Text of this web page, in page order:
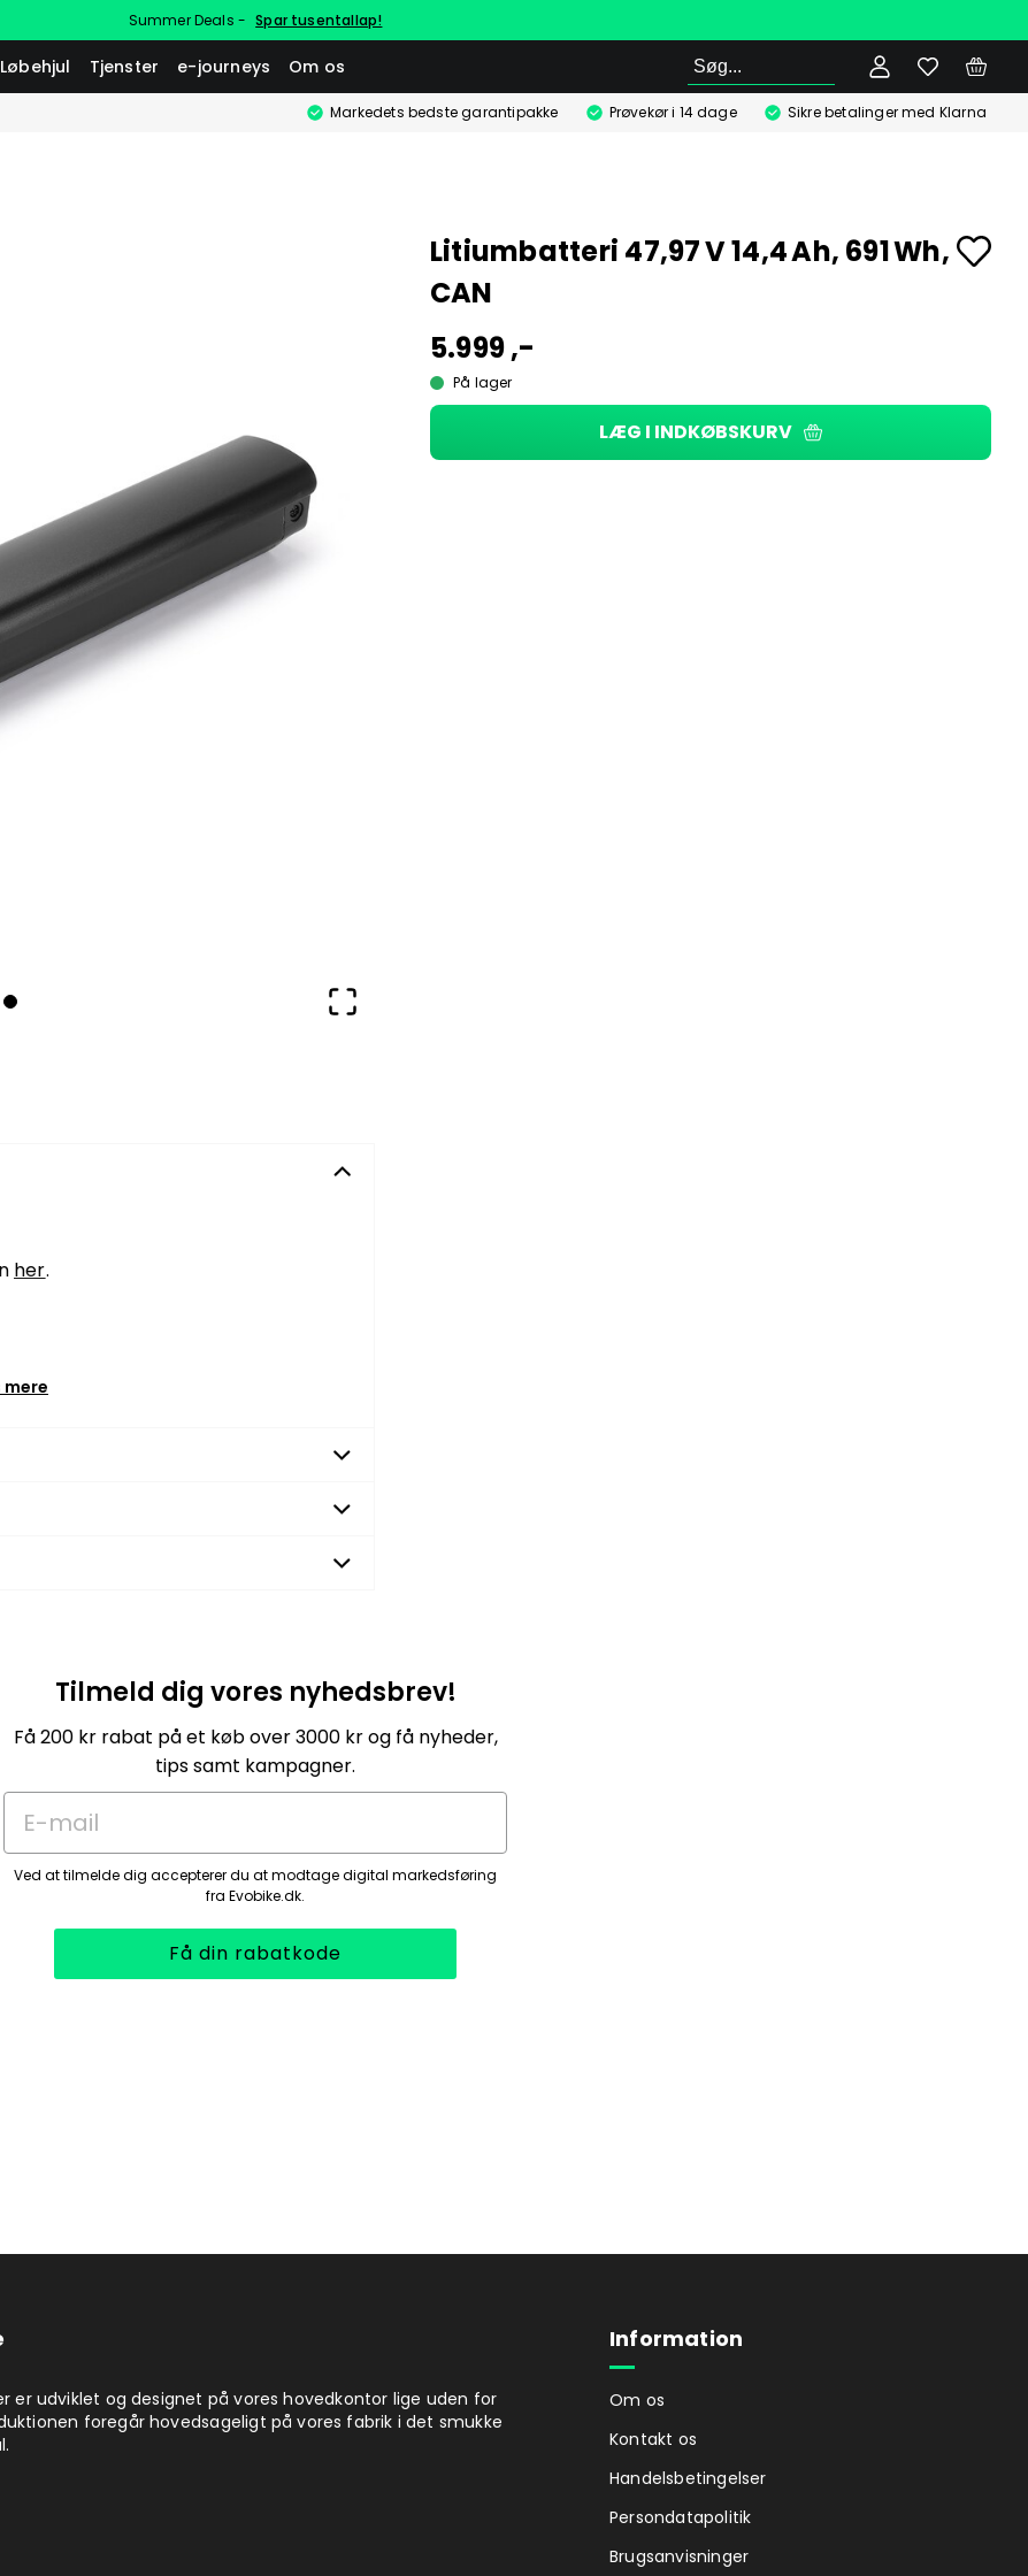
Summer Deals - Spar tusentallap!
Tjenster e-journeys Om os Søg
Markedets bedste garantipakke Prøvekør i 14 dage Sikre betalinger med Klarna
Litiumbatteri 47,97 V 14,4 Ah, 691 Wh,
CAN
5.999 ,-
På lager
LÆG I INDKØBSKURV
her.
mere
Tilmeld dig vores nyhedsbrev!
Få 200 kr rabat på et køb over 3000 kr og få nyheder,
tips samt kampagner.
E-mail
Ved at tilmelde dig accepterer du at modtage digital markedsføring
fra Evobike.dk.
Få din rabatkode
er udviklet og designet på vores hovedkontor lige uden for
foregår hovedsageligt på vores fabrik i det smukke
Information
Om os
Kontakt os
Handelsbetingelser
Persondatapolitik
Brugsanvisninger